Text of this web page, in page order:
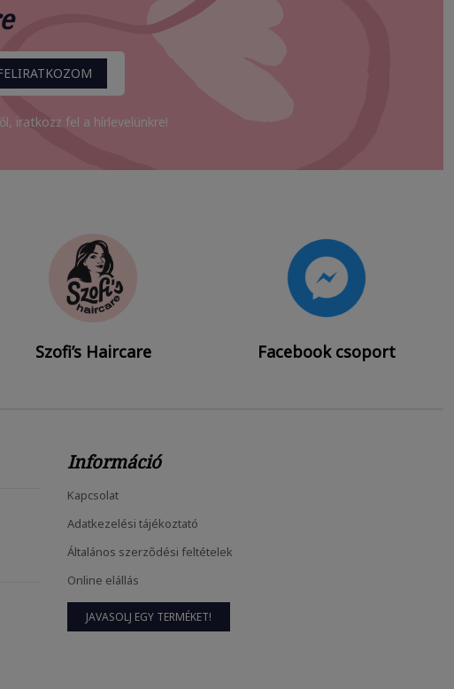
iratkozz fel a hírlevelünkre!
Szofi’s Haircare Facebook csoport
Hajnövesztő Kihívás: 10 Hét, Amiben...
febr 24, 2026
A Hajnövesztés Tudománya És A Belső...
Információ
Kapcsolat
Adatkezelési tájékoztató
Általános szerződési feltételek
Online elállás
JAVASOLJ EGY TERMÉKET!